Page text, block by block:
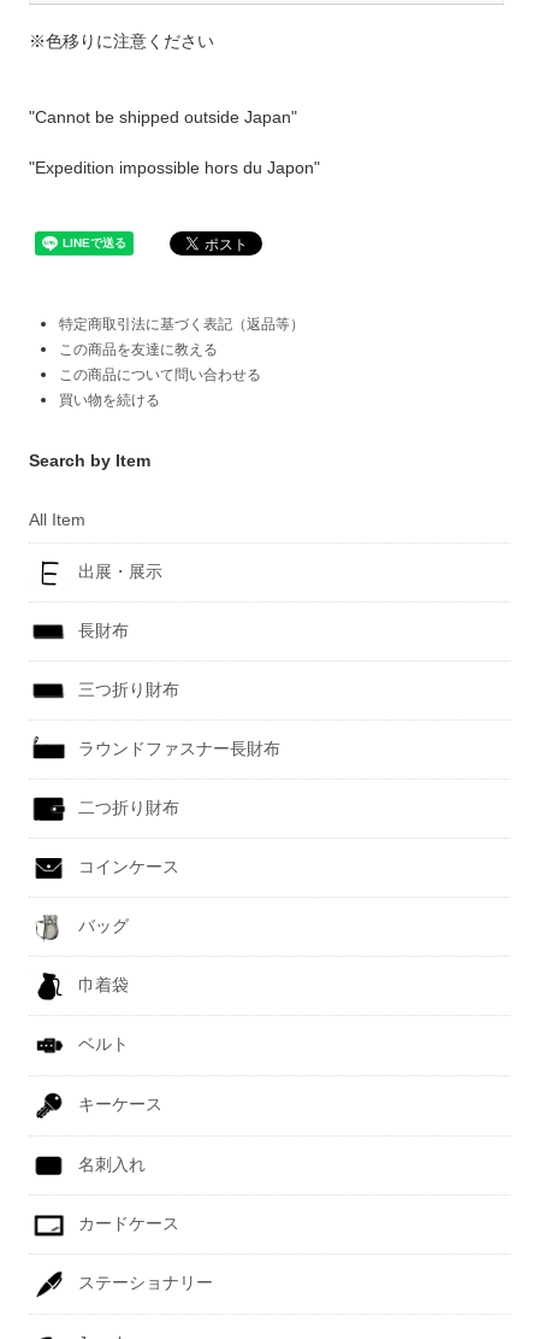
※色移りに注意ください
"Cannot be shipped outside Japan"
"Expedition impossible hors du Japon"
特定商取引法に基づく表記（返品等）
この商品を友達に教える
この商品について問い合わせる
買い物を続ける
Search by Item
All Item
出展・展示
長財布
三つ折り財布
ラウンドファスナー長財布
二つ折り財布
コインケース
バッグ
巾着袋
ベルト
キーケース
名刺入れ
カードケース
ステーショナリー